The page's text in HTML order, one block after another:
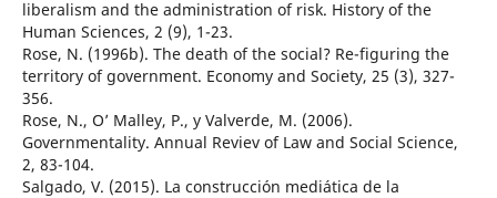
liberalism and the administration of risk. History of the
Human Sciences, 2 (9), 1-23.
Rose, N. (1996b). The death of the social? Re-figuring the
territory of government. Economy and Society, 25 (3), 327-
356.
Rose, N., O’ Malley, P., y Valverde, M. (2006).
Governmentality. Annual Reviev of Law and Social Science,
2, 83-104.
Salgado, V. (2015). La construcción mediática de la